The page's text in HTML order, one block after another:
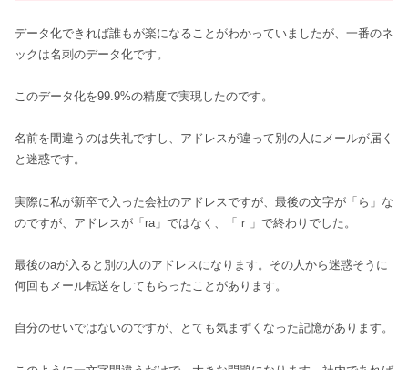
データ化できれば誰もが楽になることがわかっていましたが、一番のネ
ックは名刺のデータ化です。
このデータ化を99.9%の精度で実現したのです。
名前を間違うのは失礼ですし、アドレスが違って別の人にメールが届く
と迷惑です。
実際に私が新卒で入った会社のアドレスですが、最後の文字が「ら」な
のですが、アドレスが「ra」ではなく、「ｒ」で終わりでした。
最後のaが入ると別の人のアドレスになります。その人から迷惑そうに
何回もメール転送をしてもらったことがあります。
自分のせいではないのですが、とても気まずくなった記憶があります。